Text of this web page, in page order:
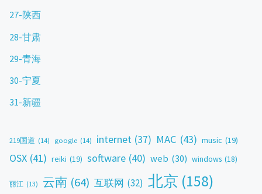
27-陕西
28-甘肃
29-青海
30-宁夏
31-新疆
219国道 (14) google (14) internet (37) MAC (43) music (19)
OSX (41) reiki (19) software (40) web (30) windows (18)
丽江 (13) 云南 (64) 互联网 (32) 北京 (158)